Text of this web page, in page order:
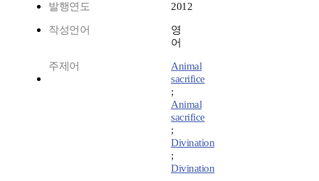
발행연도 2012
작성언어
영
어
주제어
Animal
sacrifice
;
Animal
sacrifice
;
Divination
;
Divination